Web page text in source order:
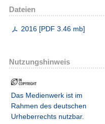
Dateien
2016 [PDF 3.46 mb]
Nutzungshinweis
Das Medienwerk ist im
Rahmen des deutschen
Urheberrechts nutzbar.